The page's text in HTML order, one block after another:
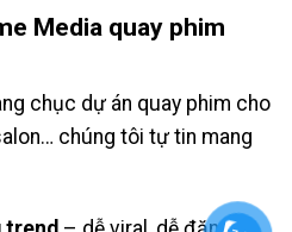
Media quay phim
chục dự án quay phim cho
chúng tôi tự tin mang